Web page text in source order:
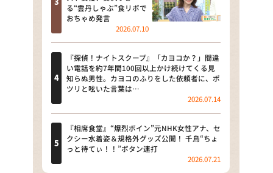
朝だ！生です旅サラダ
教えて！ニュースライブ 正義の
ミカタ
ＬＩＦＥ～夢のカタチ～
新婚さんいらっしゃい！
ポツンと一軒家
ザキ山小屋本館
る“雲丹しゃぶ”食リポで
おちゃめ発言
2026.07.10
『探偵！ナイトスクープ』「カヨコか？」間違
い電話を約7年間100回以上かけ続けてくる見
知らぬ男性。カヨコのふりをした依頼者に、ポ
ツリと呟いた言葉は…
2026.07.14
『相席食堂』“爆烈ボイン”元NHK女性アナ、セ
クシー水着姿＆規格外グッズ公開！ 千鳥“ちょ
っと待てぃ！！”ボタン連打
2026.07.21